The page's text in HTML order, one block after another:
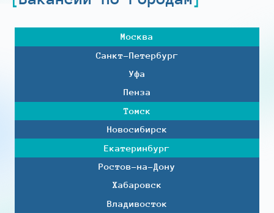
Москва
Санкт-Петербург
Уфа
Пенза
Томск
Новосибирск
Екатеринбург
Ростов-на-Дону
Хабаровск
Владивосток